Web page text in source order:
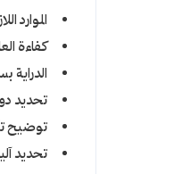
الموارد
كفاءة
الدراية
تحديد
توضيح
تحديد